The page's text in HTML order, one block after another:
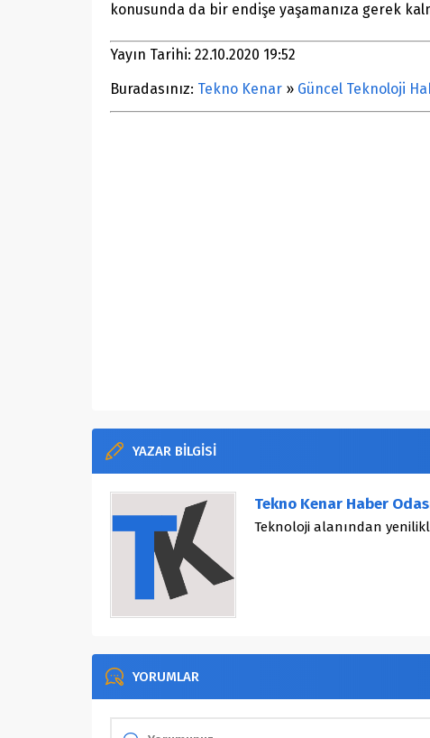
konusunda da bir endişe yaşamanıza gerek
Yayın Tarihi: 22.10.2020 19:52
Buradasınız: Tekno Kenar » Güncel Teknoloji
YAZAR BİLGİSİ
Tekno Kenar Haber
Teknoloji alanından
YORUMLAR